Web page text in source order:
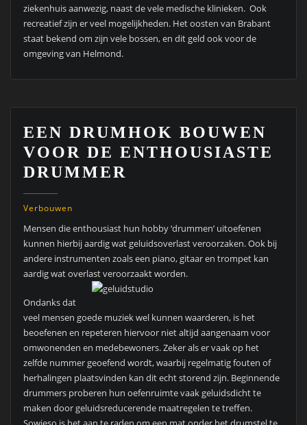
ziekenhuis aanwezig, naast de vele medische klinieken. Ook
recreatief zijn er veel mogelijkheden. Het oosten van Brabant
staat bekend om zijn vele bossen, en dit geld ook voor de
omgeving van Helmond.
EEN DRUMHOK BOUWEN
VOOR DE ENTHOUSIASTE
DRUMMER
Verbouwen
Mensen die enthousiast hun hobby ‘drummen’ uitoefenen
kunnen hierbij aardig wat geluidsoverlast veroorzaken. Ook bij
andere instrumenten zoals een piano, gitaar en trompet kan
aardig wat overlast veroorzaakt worden.
Ondanks dat
veel mensen goede muziek wel kunnen waarderen, is het
beoefenen en repeteren hiervoor niet altijd aangenaam voor
omwonenden en medebewoners. Zeker als er vaak op het
zelfde nummer geoefend wordt, waarbij regelmatig fouten of
herhalingen plaatsvinden kan dit echt storend zijn. Beginnende
drummers proberen hun oefenruimte vaak geluidsdicht te
maken door geluidsreducerende maatregelen te treffen.